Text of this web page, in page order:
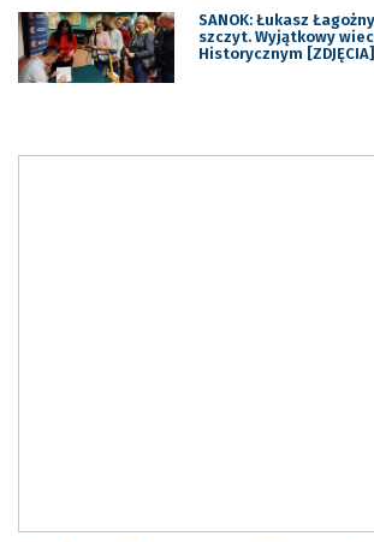
SANOK: Łukasz
szczyt. Wyjątkowy
Historycznym [ZDJĘCIA]